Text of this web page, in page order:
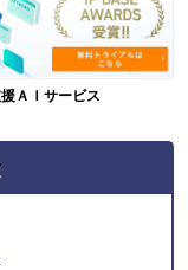
ＡＩサービス